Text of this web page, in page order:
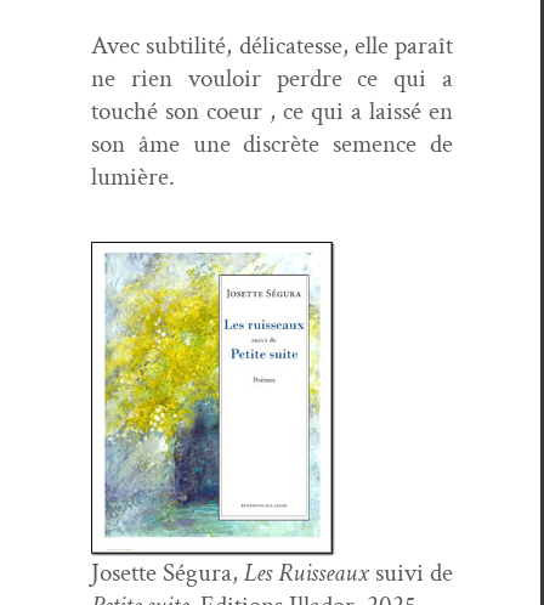
Avec sub­til­ité, déli­catesse, elle paraît
ne rien vouloir per­dre ce qui a
touché son coeur , ce qui a lais­sé en
son âme une dis­crète semence de
lumière.
Josette Ségu­ra, Les Ruis­seauxsuivi de